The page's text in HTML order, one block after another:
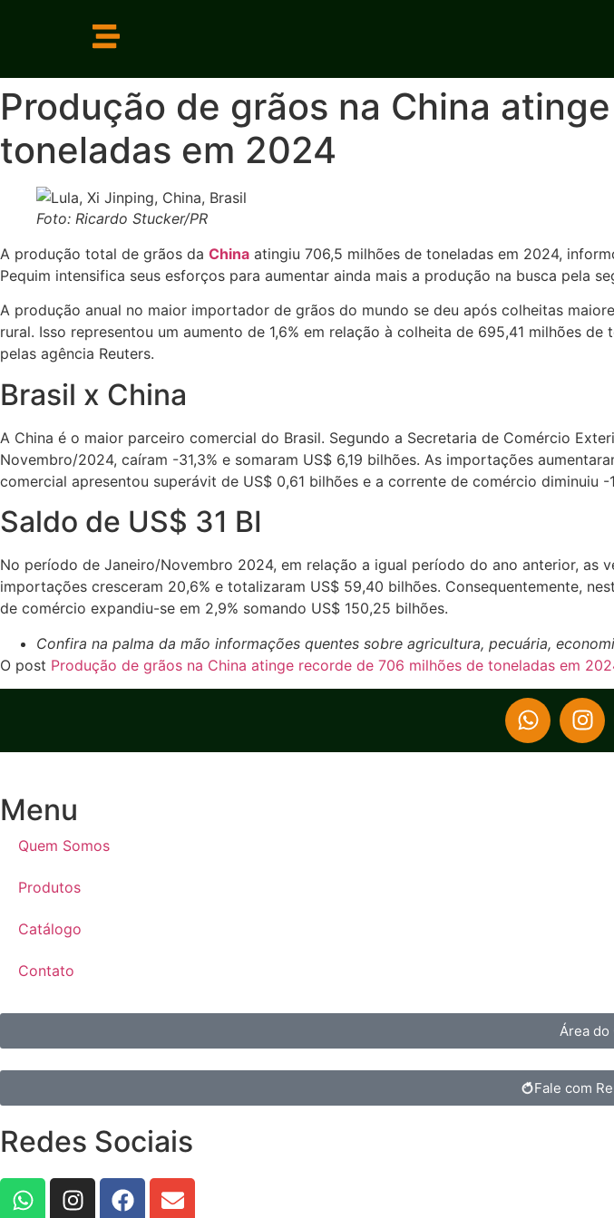
Produção de grãos na China
toneladas em 2024
Foto: Ricardo Stucker/PR
A produção total de grãos da China atingiu 706,5 milhões de toneladas em 2024,
Pequim intensifica seus esforços para aumentar ainda mais a produção na busca pela
A produção anual no maior importador de grãos do mundo se deu após colheitas
rural. Isso representou um aumento de 1,6% em relação à colheita de 695,41 milhões
pelas agência Reuters.
Brasil x China
A China é o maior parceiro comercial do Brasil. Segundo a Secretaria de Comércio
Novembro/2024, caíram -31,3% e somaram US$ 6,19 bilhões. As importações
comercial apresentou superávit de US$ 0,61 bilhões e a corrente de comércio diminuiu -
Saldo de US$ 31 BI
No período de Janeiro/Novembro 2024, em relação a igual período do ano anterior, as
importações cresceram 20,6% e totalizaram US$ 59,40 bilhões. Consequentemente,
de comércio expandiu-se em 2,9% somando US$ 150,25 bilhões.
Confira na palma da mão informações quentes sobre agricultura, pecuária,
O post Produção de grãos na China atinge recorde de 706 milhões de toneladas em
Menu
Quem Somos
Produtos
Catálogo
Contato
Área do
Fale com
Redes Sociais